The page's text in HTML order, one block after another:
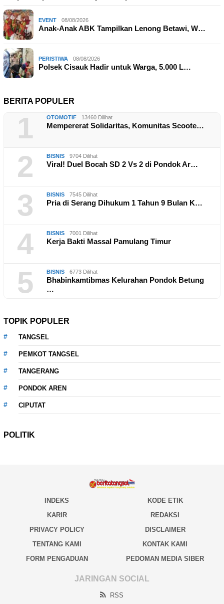
EVENT 08/08/2026
Anak-Anak ABK Tampilkan Lenong Betawi, W…
PERISTIWA 08/08/2026
Polsek Cisauk Hadir untuk Warga, 5.000 L…
BERITA POPULER
1 OTOMOTIF 13460 Dilihat
Mempererat Solidaritas, Komunitas Scoote…
2 BISNIS 9704 Dilihat
Viral! Duel Bocah SD 2 Vs 2 di Pondok Ar…
3 BISNIS 7545 Dilihat
Pria di Serang Dihukum 1 Tahun 9 Bulan K…
4 BISNIS 7001 Dilihat
Kerja Bakti Massal Pamulang Timur
5 BISNIS 6773 Dilihat
Bhabinkamtibmas Kelurahan Pondok Betung
…
TOPIK POPULER
TANGSEL
PEMKOT TANGSEL
TANGERANG
PONDOK AREN
CIPUTAT
POLITIK
INDEKS
KODE ETIK
KARIR
REDAKSI
PRIVACY POLICY
DISCLAIMER
TENTANG KAMI
KONTAK KAMI
FORM PENGADUAN
PEDOMAN MEDIA SIBER
JARINGAN SOCIAL
RSS